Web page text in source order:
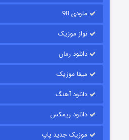
قسمت
ملودی 98
نواز موزیک
دانلود رمان
میفا موزیک
دانلود آهنگ
دانلود ریمکس
موزیک جدید پاپ